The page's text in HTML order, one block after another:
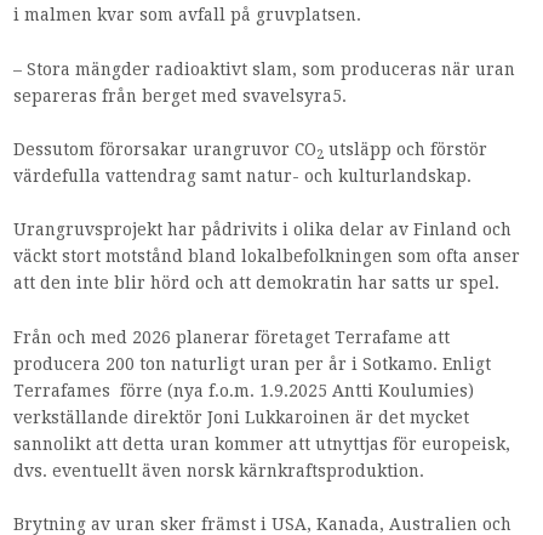
i malmen kvar som avfall på gruvplatsen.
– Stora mängder radioaktivt slam, som produceras när uran
separeras från berget med svavelsyra5.
Dessutom förorsakar urangruvor CO2 utsläpp och förstör
värdefulla vattendrag samt natur- och kulturlandskap.
Urangruvsprojekt har pådrivits i olika delar av Finland och
väckt stort motstånd bland lokalbefolkningen som ofta anser
att den inte blir hörd och att demokratin har satts ur spel.
Från och med 2026 planerar företaget Terrafame att
producera 200 ton naturligt uran per år i Sotkamo. Enligt
Terrafames förre (nya f.o.m. 1.9.2025 Antti Koulumies)
verkställande direktör Joni Lukkaroinen är det mycket
sannolikt att detta uran kommer att utnyttjas för europeisk,
dvs. eventuellt även norsk kärnkraftsproduktion.
Brytning av uran sker främst i USA, Kanada, Australien och